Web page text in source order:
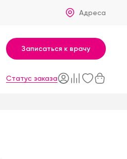
Адреса
Записаться к врачу
Статус заказа